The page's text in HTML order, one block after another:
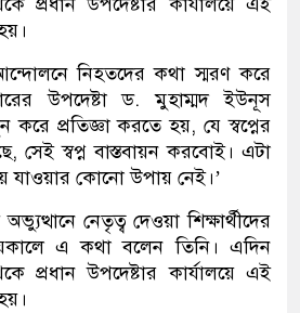
নিহতদের কথা স্মরণ করে
উপদেষ্টা ড. মুহাম্মদ ইউনূস
প্রতিজ্ঞা করতে হয়, যে স্বপ্নের
সেই স্বপ্ন বাস্তবায়ন করবোই। এটা
যাওয়ার কোনো উপায় নেই।’
নেতৃত্ব দেওয়া শিক্ষার্থীদের
এ কথা বলেন তিনি। এদিন
প্রধান উপদেষ্টার কার্যালয়ে এই